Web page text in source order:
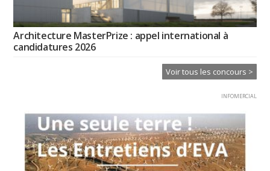
Architecture MasterPrize : appel international à
candidatures 2026
Voir tous les concours >
INFOMERCIAL